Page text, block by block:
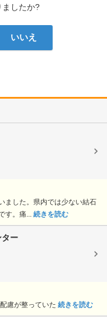
ましたか?
いいえ
ました。県内では少ない結石
す。痛... 続きを読む
ー
慮が整っていた 続きを読む